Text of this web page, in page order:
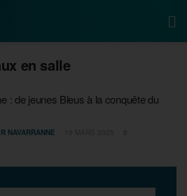
en salle
: de jeunes Bleus à la conquête du
NAVARRANNE